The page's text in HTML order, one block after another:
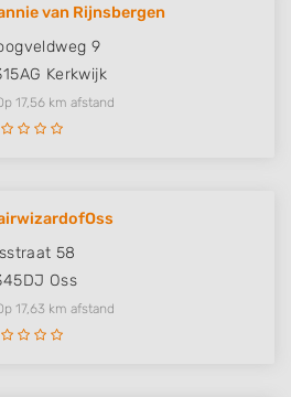
van Rijnsbergen
9
Kerkwijk
17,56 km afstand
58
Oss
17,63 km afstand